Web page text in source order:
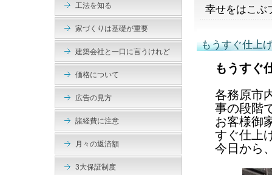
幸せをはこぶ
もうすぐ仕上
もうすぐ
各務原市
事の段階
お客様御
すぐ仕上
今日から
工法を知る
家づくりは基礎が重要
建築会社と一口に言うけれど
価格について
広告の見方
諸経費に注意
月々の返済額
3大保証制度